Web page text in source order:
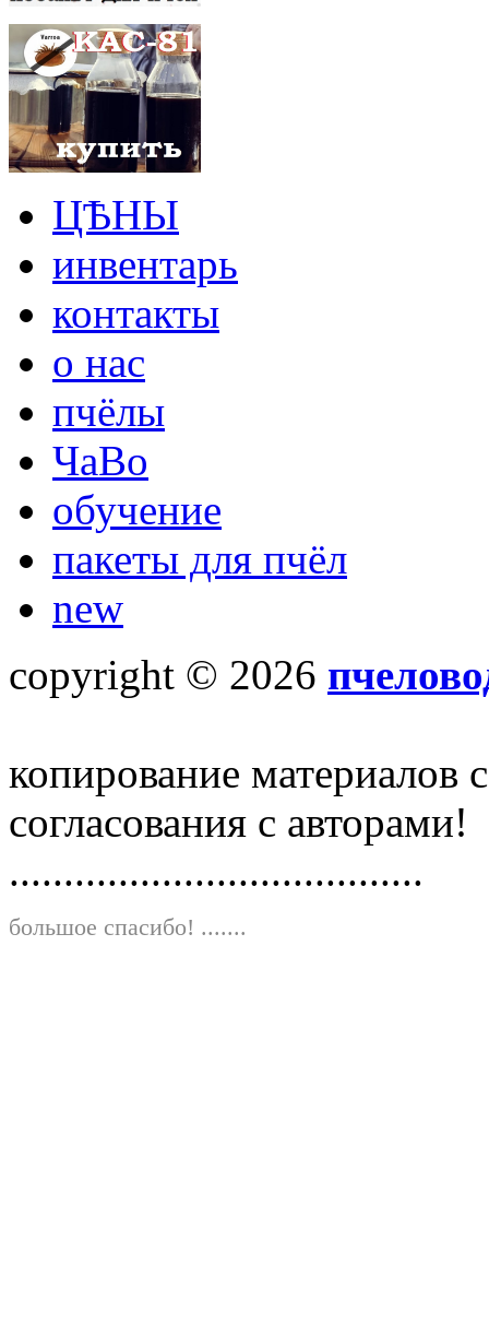
ЦѢНЫ
инвентарь
контакты
о нас
пчёлы
ЧаВо
обучение
пакеты для пчёл
new
copyright © 2026
копирование материалов
согласования с авторами!
......................................
большое спасибо! .......